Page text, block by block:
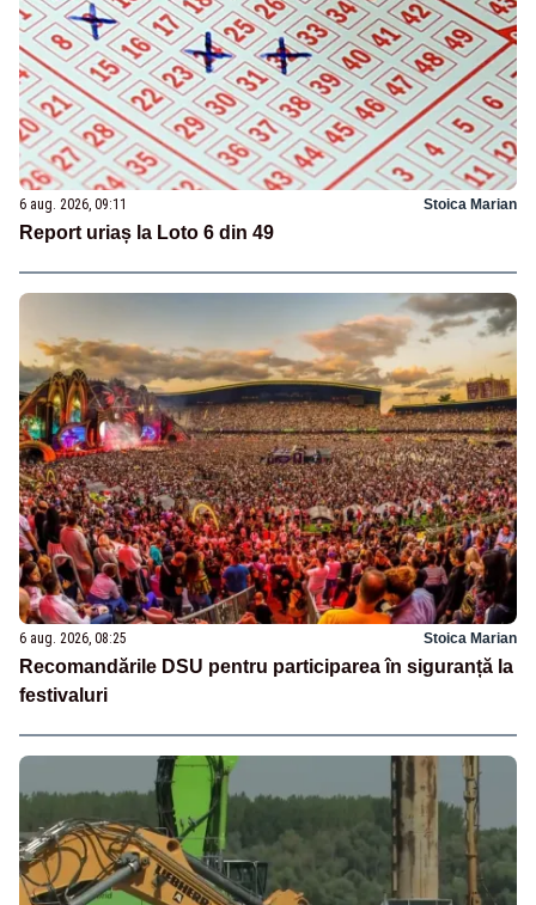
6 aug. 2026, 09:11 Stoica Marian
Report uriaș la Loto 6 din 49
6 aug. 2026, 08:25 Stoica Marian
Recomandările DSU pentru participarea în siguranță la
festivaluri